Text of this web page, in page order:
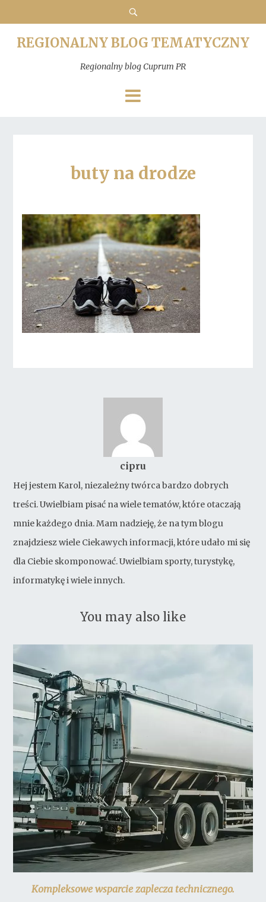
REGIONALNY BLOG TEMATYCZNY
Regionalny blog Cuprum PR
buty na drodze
cipru
Hej jestem Karol, niezależny twórca bardzo dobrych
treści. Uwielbiam pisać na wiele tematów, które otaczają
mnie każdego dnia. Mam nadzieję, że na tym blogu
znajdziesz wiele Ciekawych informacji, które udało mi się
dla Ciebie skomponować. Uwielbiam sporty, turystykę,
informatykę i wiele innych.
You may also like
Kompleksowe wsparcie zaplecza technicznego.